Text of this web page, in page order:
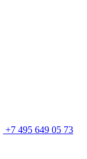
+7 495 649 05 73